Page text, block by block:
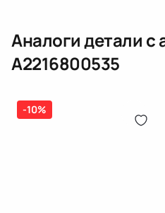
топлива, ТНВД (бензин,
бензиновая (дизельная)
(электрическая), инжектор
дозатор-распределитель
Оплата онлайн
Карта рассрочки онлайн
Аналоги детали с
A2216800535
-10%